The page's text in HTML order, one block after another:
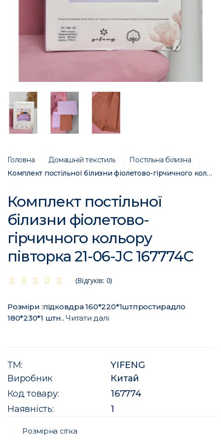
Головна Домашній текстиль
Постільна білизна
Комплект постільної білизни фіолетово-гірчичного кольору півторка 21-06-JС 167774C
Комплект постільної
білизни фіолетово-
гірчичного кольору
півторка 21-06-JС 167774C
(Відгуків: 0)
Розміри :підковдра 160*220*1штпростирадло
180*230*1 штн..Читати далі
ТМ:
YIFENG
Виробник
Китай
Код товару:
167774
Наявність:
1
Розмірна сітка